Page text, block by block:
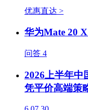
优惠直达 >
华为Mate 20
问答 4
2026上半年中
凭平价高端策